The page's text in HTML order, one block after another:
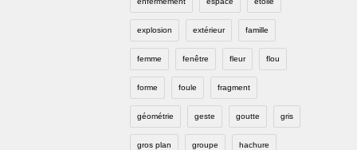
explosion extérieur famille
femme fenêtre fleur flou
forme foule fragment
géométrie geste goutte gris
gros plan groupe hachure